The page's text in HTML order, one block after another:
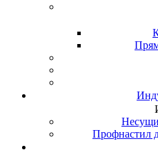
Профнастил